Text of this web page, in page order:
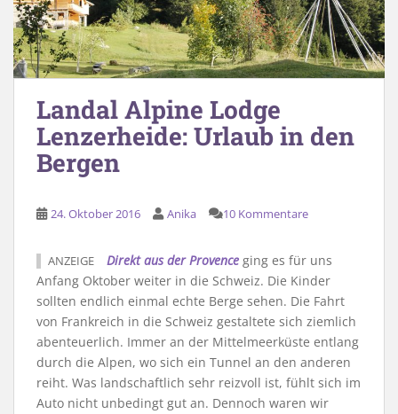
Landal Alpine Lodge
Lenzerheide: Urlaub in den
Bergen
24. Oktober 2016 Anika 10 Kommentare
ANZEIGE Direkt aus der Provence ging es für uns
Anfang Oktober weiter in die Schweiz. Die Kinder
sollten endlich einmal echte Berge sehen. Die Fahrt
von Frankreich in die Schweiz gestaltete sich ziemlich
abenteuerlich. Immer an der Mittelmeerküste entlang
durch die Alpen, wo sich ein Tunnel an den anderen
reiht. Was landschaftlich sehr reizvoll ist, fühlt sich im
Auto nicht unbedingt gut an. Dennoch waren wir